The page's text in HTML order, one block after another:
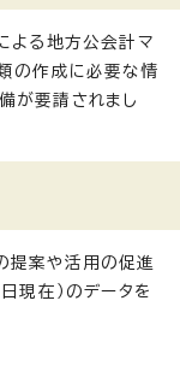
よる地方公会計マ
の作成に必要な情
が要請されまし
提案や活用の促進
現在）のデータを